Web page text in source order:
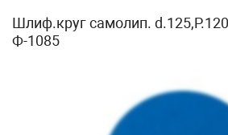
Шлиф.круг самолип. d.125,P.120
Ф-1085